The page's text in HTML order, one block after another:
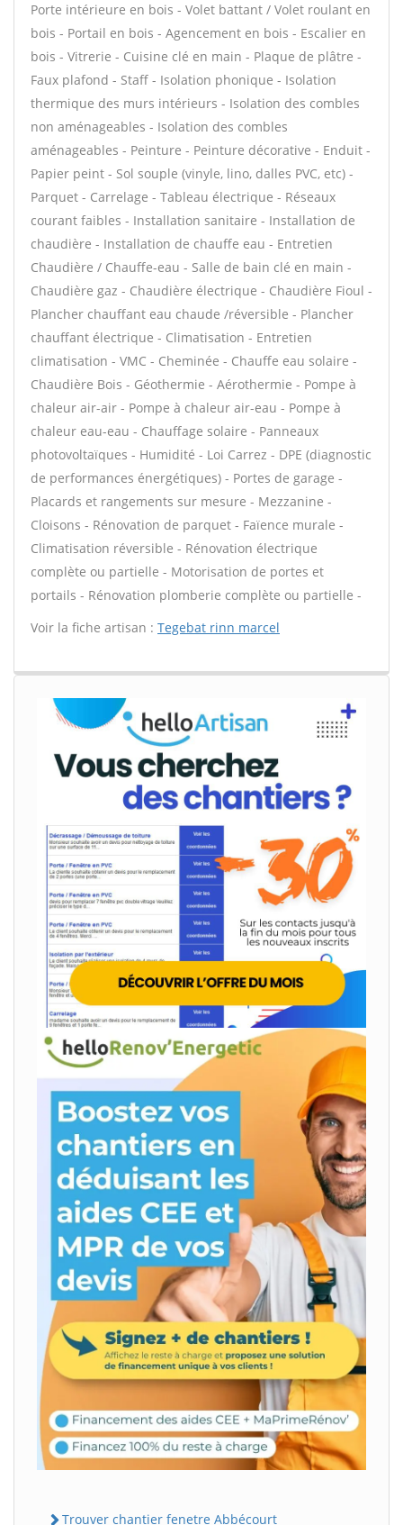
Porte intérieure en bois - Volet battant / Volet roulant en
bois - Portail en bois - Agencement en bois - Escalier en
bois - Vitrerie - Cuisine clé en main - Plaque de plâtre -
Faux plafond - Staff - Isolation phonique - Isolation
thermique des murs intérieurs - Isolation des combles
non aménageables - Isolation des combles
aménageables - Peinture - Peinture décorative - Enduit -
Papier peint - Sol souple (vinyle, lino, dalles PVC, etc) -
Parquet - Carrelage - Tableau électrique - Réseaux
courant faibles - Installation sanitaire - Installation de
chaudière - Installation de chauffe eau - Entretien
Chaudière / Chauffe-eau - Salle de bain clé en main -
Chaudière gaz - Chaudière électrique - Chaudière Fioul -
Plancher chauffant eau chaude /réversible - Plancher
chauffant électrique - Climatisation - Entretien
climatisation - VMC - Cheminée - Chauffe eau solaire -
Chaudière Bois - Géothermie - Aérothermie - Pompe à
chaleur air-air - Pompe à chaleur air-eau - Pompe à
chaleur eau-eau - Chauffage solaire - Panneaux
photovoltaïques - Humidité - Loi Carrez - DPE (diagnostic
de performances énergétiques) - Portes de garage -
Placards et rangements sur mesure - Mezzanine -
Cloisons - Rénovation de parquet - Faïence murale -
Climatisation réversible - Rénovation électrique
complète ou partielle - Motorisation de portes et
portails - Rénovation plomberie complète ou partielle -
Voir la fiche artisan : Tegebat rinn marcel
Trouver chantier fenetre Abbécourt